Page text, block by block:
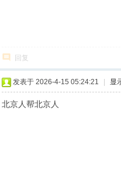
回复
发表于 2026-4-15 05:24:21 显
北京人帮北京人